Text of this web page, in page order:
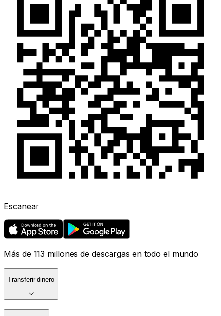
Escanear
Más de 113 millones de descargas en todo el mundo
Transferir dinero